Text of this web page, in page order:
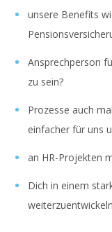
unsere Benefits
Ansprechperson
zu sein?
Prozesse auch
einfacher für uns
an HR-Projekten
Dich in einem